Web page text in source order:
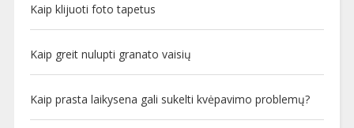
Kaip klijuoti foto tapetus
Kaip greit nulupti granato vaisių
Kaip prasta laikysena gali sukelti kvėpavimo problemų?